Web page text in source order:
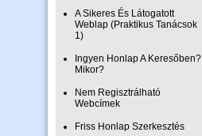
A Sikeres És Látogatott
Weblap (Praktikus Tanácsok
1)
Ingyen Honlap A Keresőben?
Mikor?
Nem Regisztrálható
Webcímek
Friss Honlap Szerkesztés